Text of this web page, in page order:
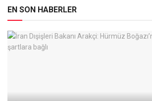
EN SON HABERLER